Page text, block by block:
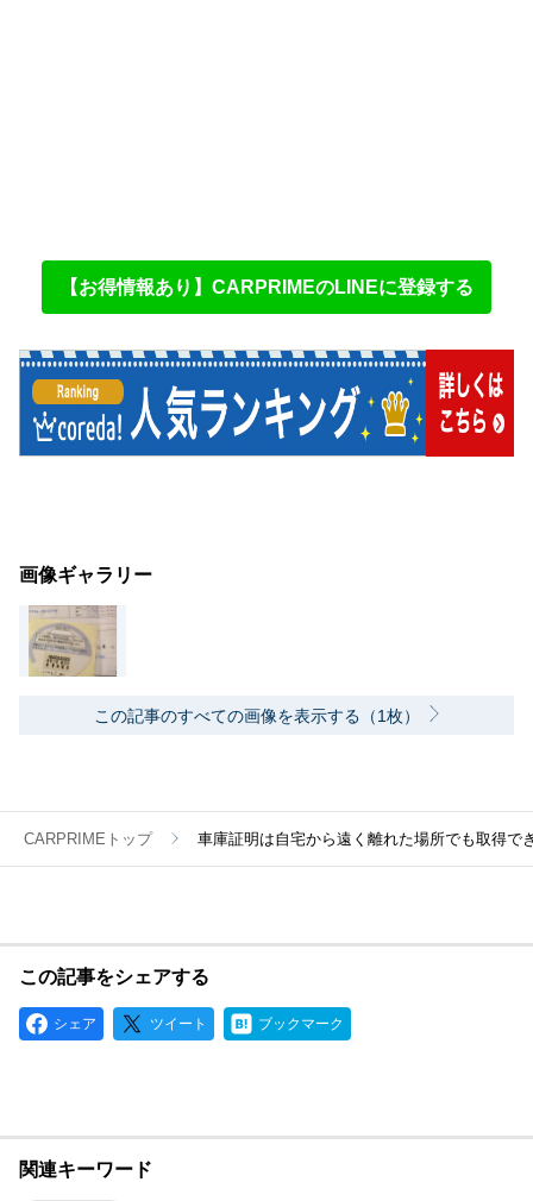
【お得情報あり】CARPRIMEのLINEに登録する
画像ギャラリー
この記事のすべての画像を表示する（1枚）
CARPRIMEトップ 車庫証明は自宅から遠く離れた場所でも取得で
この記事をシェアする
シェア ツイート ブックマーク
関連キーワード